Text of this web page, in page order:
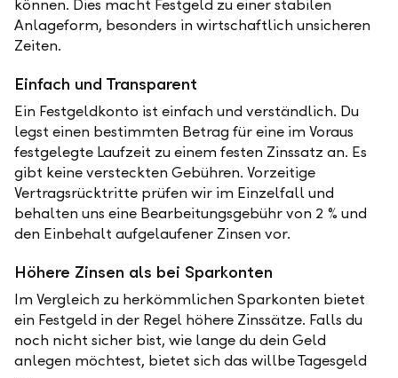
können. Dies macht Festgeld zu einer stabilen
Anlageform, besonders in wirtschaftlich unsicheren
Zeiten.
Einfach und Transparent
Ein Festgeldkonto ist einfach und verständlich. Du
legst einen bestimmten Betrag für eine im Voraus
festgelegte Laufzeit zu einem festen Zinssatz an. Es
gibt keine versteckten Gebühren. Vorzeitige
Vertragsrücktritte prüfen wir im Einzelfall und
behalten uns eine Bearbeitungsgebühr von 2 % und
den Einbehalt aufgelaufener Zinsen vor.
Höhere Zinsen als bei Sparkonten
Im Vergleich zu herkömmlichen Sparkonten bietet
ein Festgeld in der Regel höhere Zinssätze. Falls du
noch nicht sicher bist, wie lange du dein Geld
anlegen möchtest, bietet sich das willbe Tagesgeld